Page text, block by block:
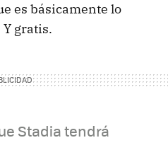
es básicamente lo
gratis.
Stadia tendrá